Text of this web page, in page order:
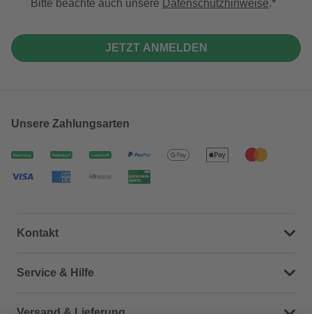
Bitte beachte auch unsere Datenschutzhinweise.
JETZT ANMELDEN
Unsere Zahlungsarten
Kontakt
Dein Kontakt zu uns
Service & Hilfe